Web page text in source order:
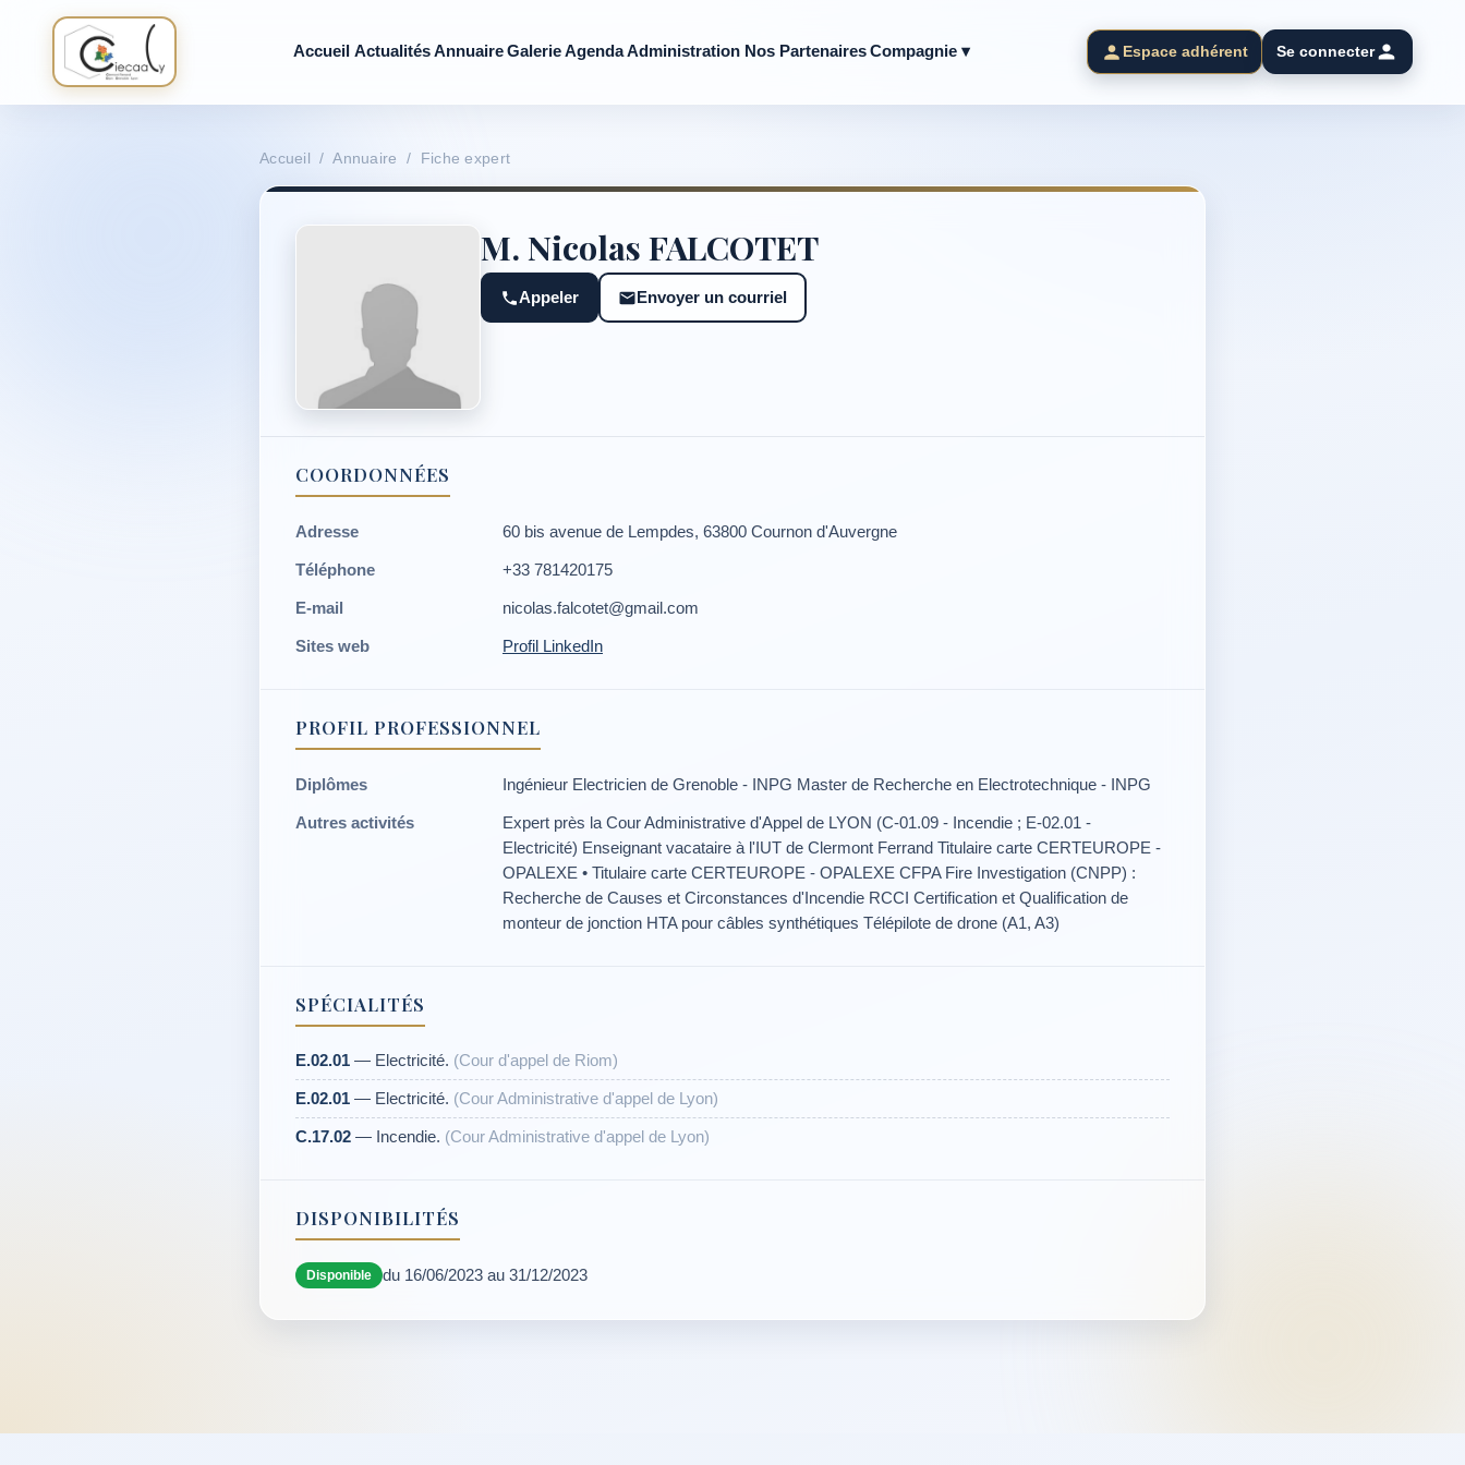
Accueil Actualités AnnuaireGalerieAgendaAdministration Nos Partenaires Compagnie ▾ Espace adhérent Se connecter
Accueil / Annuaire / Fiche expert
M. Nicolas FALCOTET
Appeler Envoyer un courriel
COORDONNÉES
Adresse 60 bis avenue de Lempdes, 63800 Cournon d'Auvergne
Téléphone +33 781420175
E-mail nicolas.falcotet@gmail.com
Sites web Profil LinkedIn
PROFIL PROFESSIONNEL
Diplômes Ingénieur Electricien de Grenoble - INPG Master de Recherche en Electrotechnique - INPG
Autres activités
Expert près la Cour Administrative d'Appel de LYON (C-01.09 - Incendie ; E-02.01 -
Electricité) Enseignant vacataire à l'IUT de Clermont Ferrand Titulaire carte CERTEUROPE -
OPALEXE • Titulaire carte CERTEUROPE - OPALEXE CFPA Fire Investigation (CNPP) :
Recherche de Causes et Circonstances d'Incendie RCCI Certification et Qualification de
monteur de jonction HTA pour câbles synthétiques Télépilote de drone (A1, A3)
SPÉCIALITÉS
E.02.01 — Electricité. (Cour d'appel de Riom)
E.02.01 — Electricité. (Cour Administrative d'appel de Lyon)
C.17.02 — Incendie. (Cour Administrative d'appel de Lyon)
DISPONIBILITÉS
Disponible du 16/06/2023 au 31/12/2023